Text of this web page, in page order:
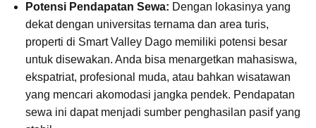
Potensi Pendapatan Sewa: Dengan lokasinya yang
dekat dengan universitas ternama dan area turis,
properti di Smart Valley Dago memiliki potensi besar
untuk disewakan. Anda bisa menargetkan mahasiswa,
ekspatriat, profesional muda, atau bahkan wisatawan
yang mencari akomodasi jangka pendek. Pendapatan
sewa ini dapat menjadi sumber penghasilan pasif yang